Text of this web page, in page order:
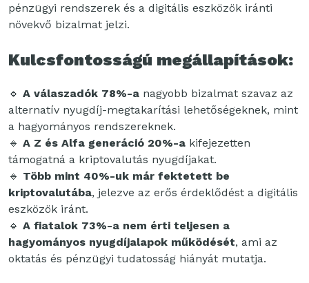
pénzügyi rendszerek és a digitális eszközök iránti
növekvő bizalmat jelzi.
Kulcsfontosságú megállapítások:
🔹 A válaszadók 78%-a nagyobb bizalmat szavaz az
alternatív nyugdíj-megtakarítási lehetőségeknek, mint
a hagyományos rendszereknek.
🔹 A Z és Alfa generáció 20%-a kifejezetten
támogatná a kriptovalutás nyugdíjakat.
🔹 Több mint 40%-uk már fektetett be
kriptovalutába, jelezve az erős érdeklődést a digitális
eszközök iránt.
🔹 A fiatalok 73%-a nem érti teljesen a
hagyományos nyugdíjalapok működését, ami az
oktatás és pénzügyi tudatosság hiányát mutatja.